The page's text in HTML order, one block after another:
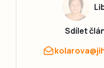
Sdílet